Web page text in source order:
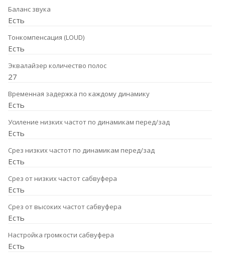
Баланс звука
Есть
Тонкомпенсация (LOUD)
Есть
Эквалайзер количество полос
27
Временная задержка по каждому динамику
Есть
Усиление низких частот по динамикам перед/зад
Есть
Срез низких частот по динамикам перед/зад
Есть
Срез от низких частот сабвуфера
Есть
Срез от высоких частот сабвуфера
Есть
Настройка громкости сабвуфера
Есть